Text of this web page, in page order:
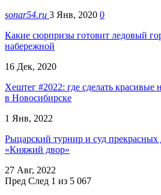
sonar54.ru 3 Янв, 2020 0
Какие сюрпризы готовит ледовый
набережной
16 Дек, 2020
Хештег #2022: где сделать красивые
в Новосибирске
1 Янв, 2022
Рыцарский турнир и суд прекрасных
«Княжий двор»
27 Авг, 2022
Пред След 1 из 5 067